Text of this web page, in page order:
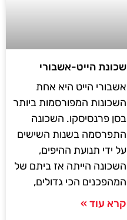
שכונת הייט-אשבורי
אשבורי הייט היא אחת
השכונות המפורסמות ביותר
בסן פרנסיסקו. השכונה
התפרסמה בשנות השישים
על ידי תנועת ההיפים,
השכונה הייתה אז ביתם של
המהפכנים הכי גדולים,
קרא עוד »